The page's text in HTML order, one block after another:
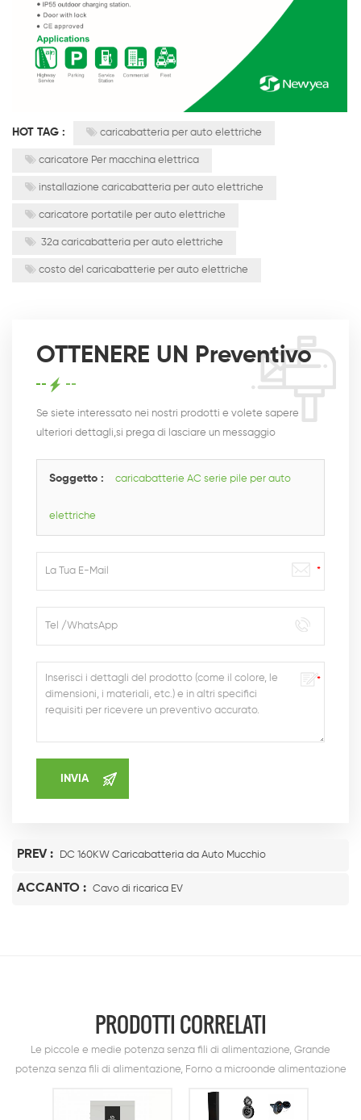
HOT TAG : caricabatteria per auto elettriche
caricatore Per macchina elettrica
installazione caricabatteria per auto elettriche
caricatore portatile per auto elettriche
32a caricabatteria per auto elettriche
costo del caricabatterie per auto elettriche
OTTENERE UN Preventivo
Se siete interessato nei nostri prodotti e volete sapere
ulteriori dettagli,si prega di lasciare un messaggio
Soggetto : caricabatterie AC serie pile per auto
elettriche
PREV : DC 160KW Caricabatteria da Auto Mucchio
ACCANTO : Cavo di ricarica EV
PRODOTTI CORRELATI
Le piccole e medie potenza senza fili di alimentazione, Grande
potenza senza fili di alimentazione, Forno a microonde alimentazione